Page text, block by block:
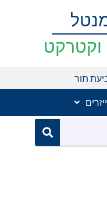
וקטרקט
תור